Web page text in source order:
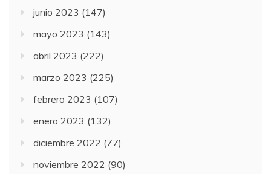
junio 2023 (147)
mayo 2023 (143)
abril 2023 (222)
marzo 2023 (225)
febrero 2023 (107)
enero 2023 (132)
diciembre 2022 (77)
noviembre 2022 (90)